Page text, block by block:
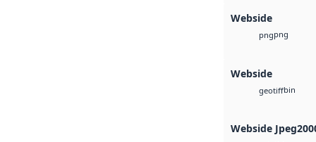
Webside
pngpng
Webside
geotiffbin
Webside